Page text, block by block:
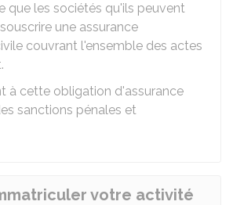
que les sociétés qu'ils peuvent
une assurance
couvrant l'ensemble des actes
à cette obligation d'assurance
sanctions pénales et
votre activité